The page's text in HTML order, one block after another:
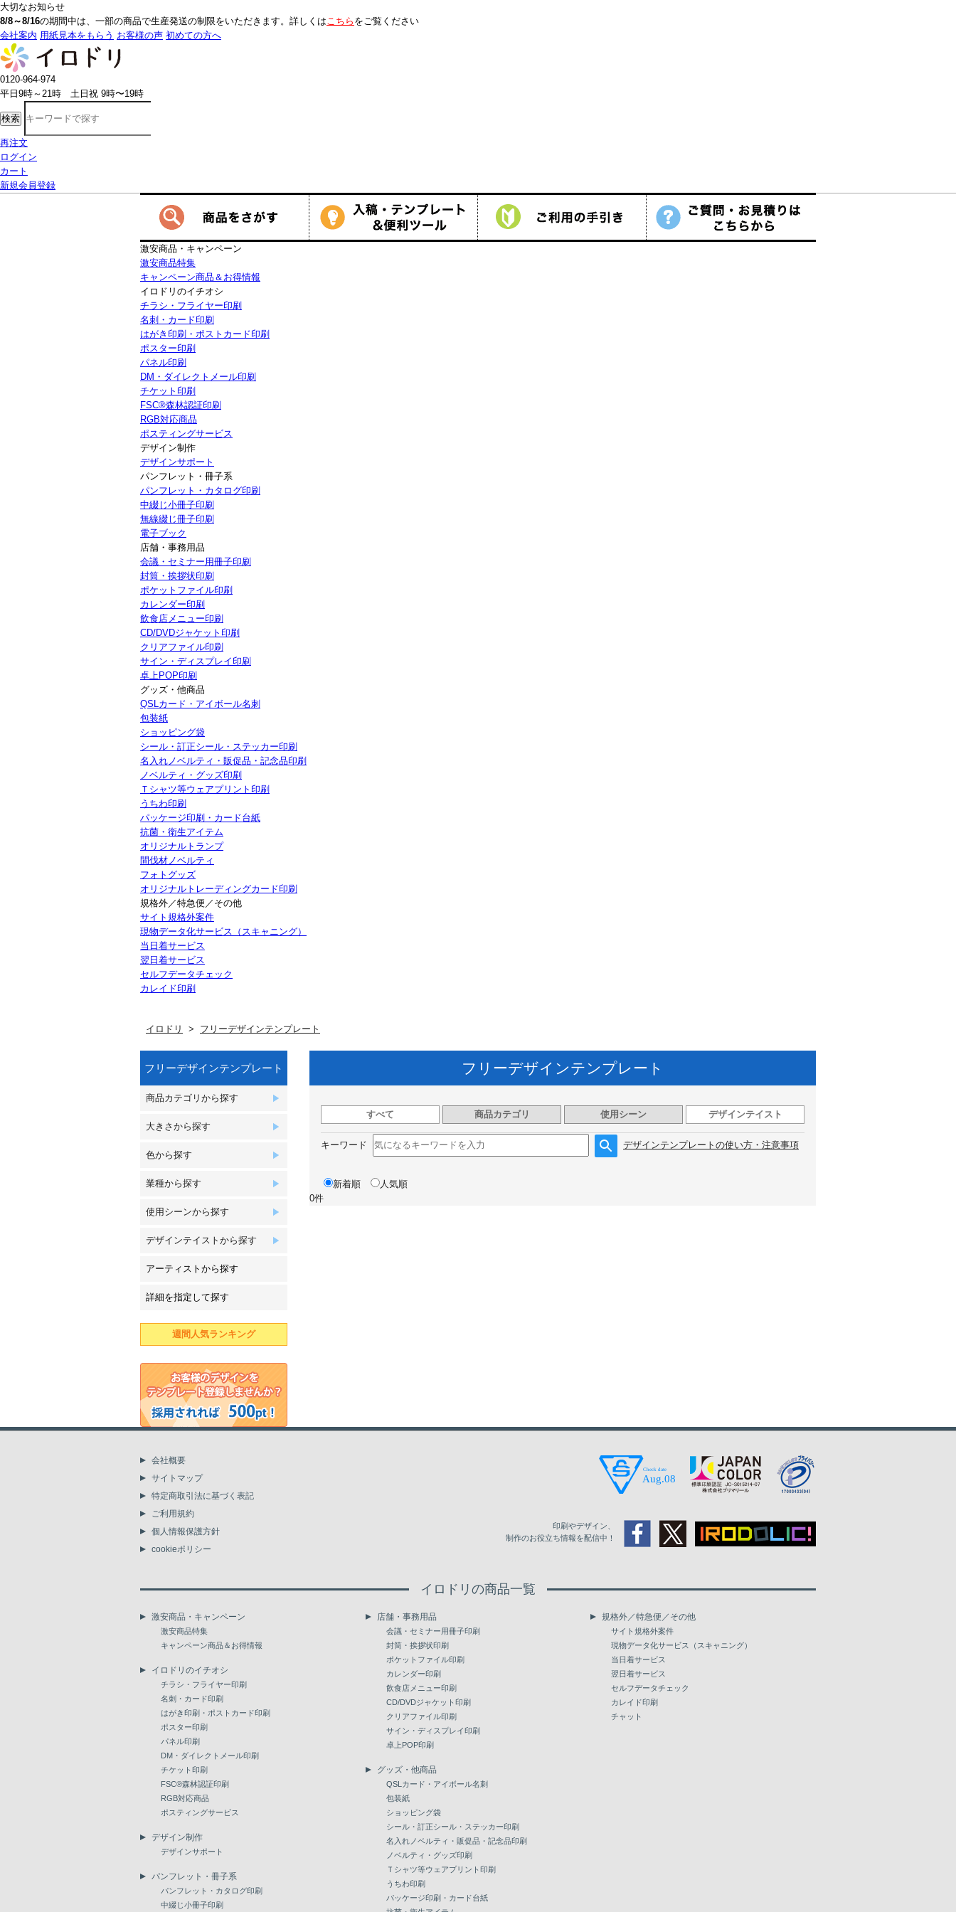
大切なお知らせ
8/8～8/16の期間中は、一部の商品で生産発送の制限をいただきます。詳しくはこちら をご覧ください
会社案内 用紙見本をもらう お客様の声 初めての方へ
0120-964-974
平日9時～21時 土日祝 9時〜19時
検索
再注文
ログイン
カート
新規会員登録
激安商品・キャンペーン
激安商品特集
キャンペーン商品＆お得情報
イロドリのイチオシ
チラシ・フライヤー印刷
名刺・カード印刷
はがき印刷・ポストカード印刷
ポスター印刷
パネル印刷
DM・ダイレクトメール印刷
チケット印刷
FSC®森林認証印刷
RGB対応商品
ポスティングサービス
デザイン制作
デザインサポート
パンフレット・冊子系
パンフレット・カタログ印刷
中綴じ小冊子印刷
無線綴じ冊子印刷
電子ブック
店舗・事務用品
会議・セミナー用冊子印刷
封筒・挨拶状印刷
ポケットファイル印刷
カレンダー印刷
飲食店メニュー印刷
CD/DVDジャケット印刷
クリアファイル印刷
サイン・ディスプレイ印刷
卓上POP印刷
グッズ・他商品
QSLカード・アイボール名刺
包装紙
ショッピング袋
シール・訂正シール・ステッカー印刷
名入れノベルティ・販促品・記念品印刷
ノベルティ・グッズ印刷
Ｔシャツ等ウェアプリント印刷
うちわ印刷
パッケージ印刷・カード台紙
抗菌・衛生アイテム
オリジナルトランプ
間伐材ノベルティ
フォトグッズ
オリジナルトレーディングカード印刷
規格外／特急便／その他
サイト規格外案件
現物データ化サービス（スキャニング）
当日着サービス
翌日着サービス
セルフデータチェック
カレイド印刷
イロドリ フリーデザインテンプレート
フリーデザインテンプレート
商品カテゴリから探す
大きさから探す
色から探す
業種から探す
使用シーンから探す
デザインテイストから探す
アーティストから探す
詳細を指定して探す
週間人気ランキング
フリーデザインテンプレート
すべて 商品カテゴリ 使用シーン デザインテイスト
キーワード デザインテンプレートの使い方・注意事項
新着順
人気順
0件
会社概要
サイトマップ
特定商取引法に基づく表記
ご利用規約
個人情報保護方針
cookieポリシー
印刷やデザイン、
制作のお役立ち情報を配信中！
イロドリの商品一覧
激安商品・キャンペーン
激安商品特集
キャンペーン商品＆お得情報
イロドリのイチオシ
チラシ・フライヤー印刷
名刺・カード印刷
はがき印刷・ポストカード印刷
ポスター印刷
パネル印刷
DM・ダイレクトメール印刷
チケット印刷
FSC®森林認証印刷
RGB対応商品
ポスティングサービス
デザイン制作
デザインサポート
パンフレット・冊子系
パンフレット・カタログ印刷
中綴じ小冊子印刷
店舗・事務用品
会議・セミナー用冊子印刷
封筒・挨拶状印刷
ポケットファイル印刷
カレンダー印刷
飲食店メニュー印刷
CD/DVDジャケット印刷
クリアファイル印刷
サイン・ディスプレイ印刷
卓上POP印刷
グッズ・他商品
QSLカード・アイボール名刺
包装紙
ショッピング袋
シール・訂正シール・ステッカー印刷
名入れノベルティ・販促品・記念品印刷
ノベルティ・グッズ印刷
Ｔシャツ等ウェアプリント印刷
うちわ印刷
パッケージ印刷・カード台紙
規格外／特急便／その他
サイト規格外案件
現物データ化サービス（スキャニング）
当日着サービス
翌日着サービス
セルフデータチェック
カレイド印刷
チャット